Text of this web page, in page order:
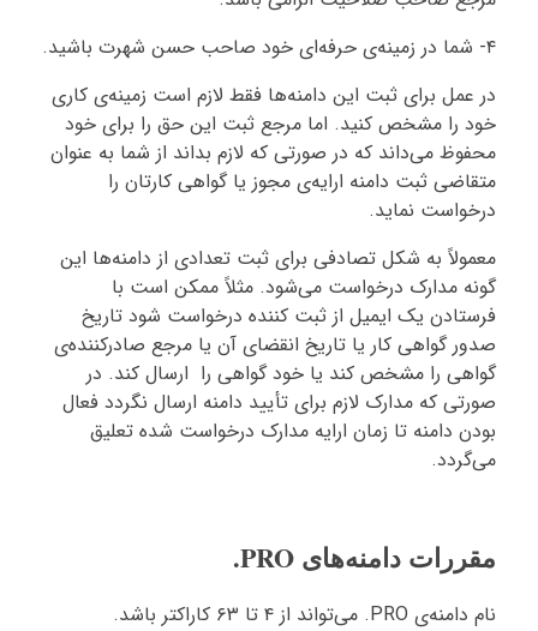
۴- شما در زمینه‌ی حرفه‌ای خود صاحب حسن شهرت باشید.
در عمل برای ثبت این دامنه‌ها فقط لازم است زمینه‌ی کاری
خود را مشخص کنید. اما مرجع ثبت این حق را برای خود
محفوظ می‌داند که در صورتی که لازم بداند از شما به عنوان
متقاضی ثبت دامنه ارایه‌ی مجوز یا گواهی کارتان را
درخواست نماید.
معمولاً به شکل تصادفی برای ثبت تعدادی از دامنه‌ها این
گونه مدارک درخواست می‌شود. مثلاً ممکن است با
فرستادن یک ایمیل از ثبت کننده درخواست شود تاریخ
صدور گواهی کار یا تاریخ انقضای آن یا مرجع صادرکننده‌ی
گواهی را مشخص کند یا خود گواهی را ارسال کند. در
صورتی که مدارک لازم برای تأیید دامنه ارسال نگردد فعال
بودن دامنه تا زمان ارایه مدارک درخواست شده تعلیق
می‌گردد.
مقررات دامنه‌های PRO.
نام دامنه‌ی PRO. می‌تواند از ۴ تا ۶۳ کاراکتر باشد.